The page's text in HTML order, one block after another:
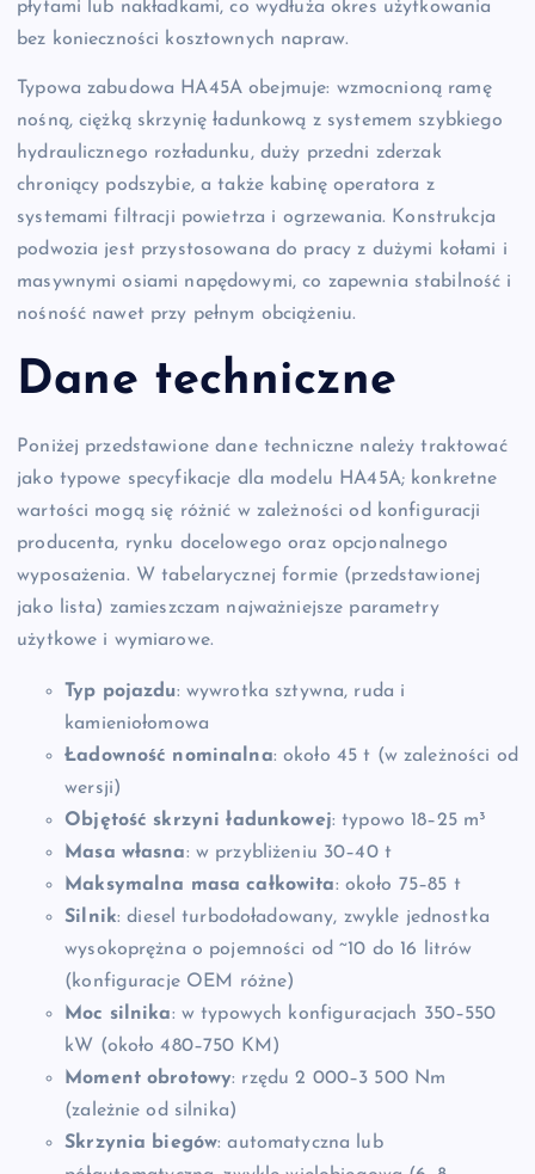
płytami lub nakładkami, co wydłuża okres użytkowania
bez konieczności kosztownych napraw.
Typowa zabudowa HA45A obejmuje: wzmocnioną ramę
nośną, ciężką skrzynię ładunkową z systemem szybkiego
hydraulicznego rozładunku, duży przedni zderzak
chroniący podszybie, a także kabinę operatora z
systemami filtracji powietrza i ogrzewania. Konstrukcja
podwozia jest przystosowana do pracy z dużymi kołami i
masywnymi osiami napędowymi, co zapewnia stabilność i
nośność nawet przy pełnym obciążeniu.
Dane techniczne
Poniżej przedstawione dane techniczne należy traktować
jako typowe specyfikacje dla modelu HA45A; konkretne
wartości mogą się różnić w zależności od konfiguracji
producenta, rynku docelowego oraz opcjonalnego
wyposażenia. W tabelarycznej formie (przedstawionej
jako lista) zamieszczam najważniejsze parametry
użytkowe i wymiarowe.
Typ pojazdu: wywrotka sztywna, ruda i
kamieniołomowa
Ładowność nominalna: około 45 t (w zależności od
wersji)
Objętość skrzyni ładunkowej: typowo 18–25 m³
Masa własna: w przybliżeniu 30–40 t
Maksymalna masa całkowita: około 75–85 t
Silnik: diesel turbodoładowany, zwykle jednostka
wysokoprężna o pojemności od ~10 do 16 litrów
(konfiguracje OEM różne)
Moc silnika: w typowych konfiguracjach 350–550
kW (około 480–750 KM)
Moment obrotowy: rzędu 2 000–3 500 Nm
(zależnie od silnika)
Skrzynia biegów: automatyczna lub